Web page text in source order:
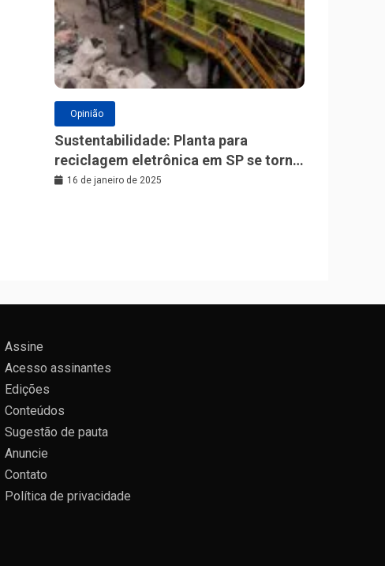
Opinião
Sustentabilidade: Planta para
reciclagem eletrônica em SP se torna
a maior da América Latina
16 de janeiro de 2025
Assine
Acesso assinantes
Edições
Conteúdos
Sugestão de pauta
Anuncie
Contato
Política de privacidade